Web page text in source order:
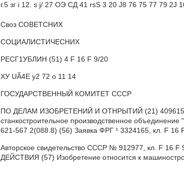
г.5 зг i 12. s j/ 27 ОЭ СД 41 rsS 3 20 J8 76 75 77 79 2J
Своз СОВЕТСНИХ
СОЦИАЛИСТИЧЕСНИХ
РЕСГ1УБЛИН (51) 4 F 16 F 9/20
ХУ UÃ4Е у2 72 о 11 14
ГОСУДАРСТВЕННЫЙ КОМИТЕТ СССР
ПО ДЕЛАМ ИЗОБРЕТЕНИЙ И ОТНРЫТИЙ (21) 4096157/
станкостроительное производственное
621-567 2(088.8) (56) Заявка ФРГ ¹ 3324165, кл. F 16
Авторское свидетельство СССР № 912977, кл. F
ДЕЙСТВИЯ (57) Изобретение относится к